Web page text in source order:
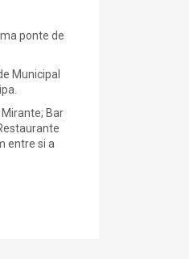
ponte de
Municipal
Bar
entre si a